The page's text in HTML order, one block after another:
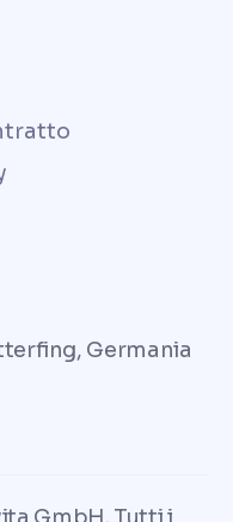
Germania